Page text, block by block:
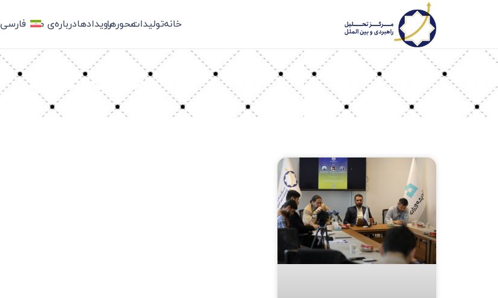
خانهتولیداتمحورهارویدادهادرباره‌ی ما فارسی
برچسب: عمادی